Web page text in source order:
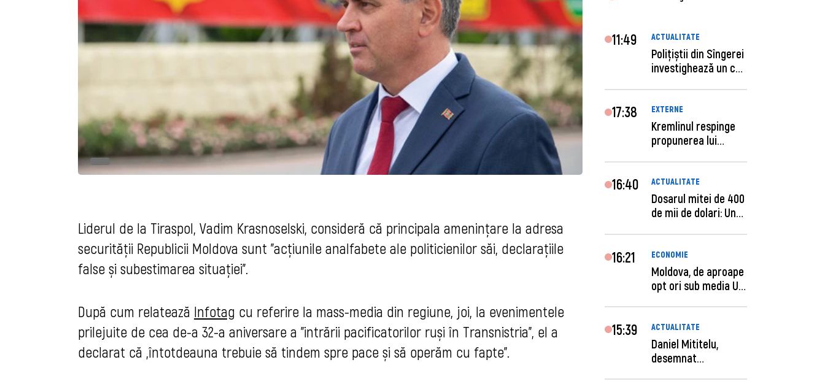
Liderul de la Tiraspol, Vadim Krasnoselski, consideră că principala amenințare la adresa
securității Republicii Moldova sunt ”acțiunile analfabete ale politicienilor săi, declarațiile
false și subestimarea situației”.
După cum relatează Infotag cu referire la mass-media din regiune, joi, la evenimentele
prilejuite de cea de-a 32-a aniversare a ”intrării pacificatorilor ruși în Transnistria”, el a
declarat că „întotdeauna trebuie să tindem spre pace și să operăm cu fapte”.
11:49 ACTUALITATE
Polițiștii din Sîngerei
investighează un caz
17:38 EXTERNE
Kremlinul respinge
propunerea lui
16:40 ACTUALITATE
Dosarul mitei de 400
de mii de dolari: Un
16:21 ECONOMIE
Moldova, de aproape
opt ori sub media UE
15:39 ACTUALITATE
Daniel Mititelu,
desemnat